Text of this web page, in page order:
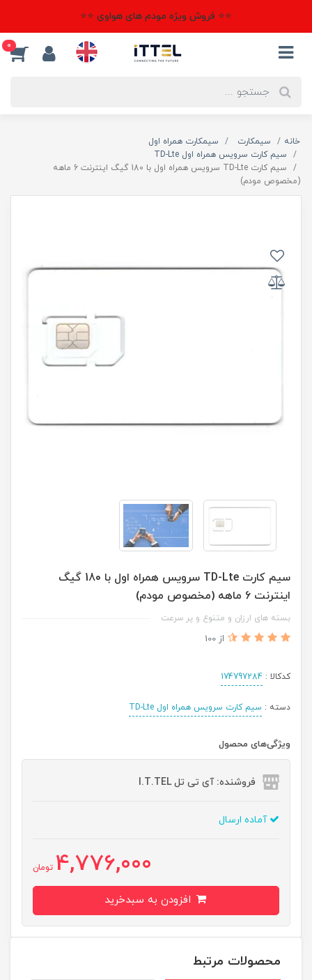
⭐⭐ فروش ویژه مودم های هواوی ⭐⭐
0
خانه سیمکارت
سیمکارت همراه اول
سیم کارت سرویس همراه اول TD-Lte
سیم کارت TD-Lte سرویس همراه اول با 180 گیگ اینترنت 6 ماهه
(مخصوص مودم)
سیم کارت TD-Lte سرویس همراه اول با 180 گیگ
اینترنت 6 ماهه (مخصوص مودم)
بسته های ارزان و متنوع و پر سرعت
از 100
کدکالا : 174797284
دسته : سیم کارت سرویس همراه اول TD-Lte
ویژگی‌های محصول
فروشنده: آی تی تل I.T.TEL
آماده ارسال
4,776,000 تومان
محصولات مرتبط